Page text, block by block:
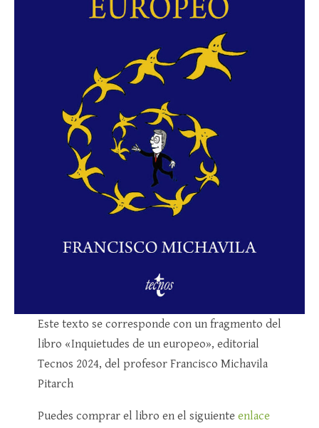
Este texto se corresponde con un fragmento del
libro «Inquietudes de un europeo», editorial
Tecnos 2024, del profesor Francisco Michavila
Pitarch
Puedes comprar el libro en el siguiente enlace